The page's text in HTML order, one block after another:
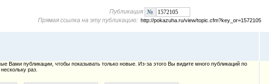
Публикация
Прямая ссылка на эту публикацию: http://pokazuha.ru/view/topic.cfm?key_or=1572105
публикации, чтобы показывать только новые. Из-за этого Вы видите много публикаций по
нескольку раз.